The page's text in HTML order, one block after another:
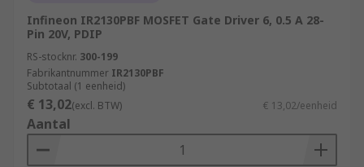
Infineon IR2130PBF MOSFET Gate Driver 6, 0.5 A 28-
Pin 20V, PDIP
RS-stocknr. 300-199
Fabrikantnummer IR2130PBF
Subtotaal (1 eenheid)
€ 13,02(excl. BTW) € 13,02/eenheid
Aantal